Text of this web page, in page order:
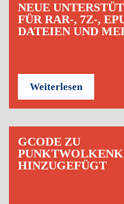
NEUE
FÜR RAR-, 7Z-,
DATEIEN UND
Weiterlesen
GCODE ZU
HINZUGEFÜGT